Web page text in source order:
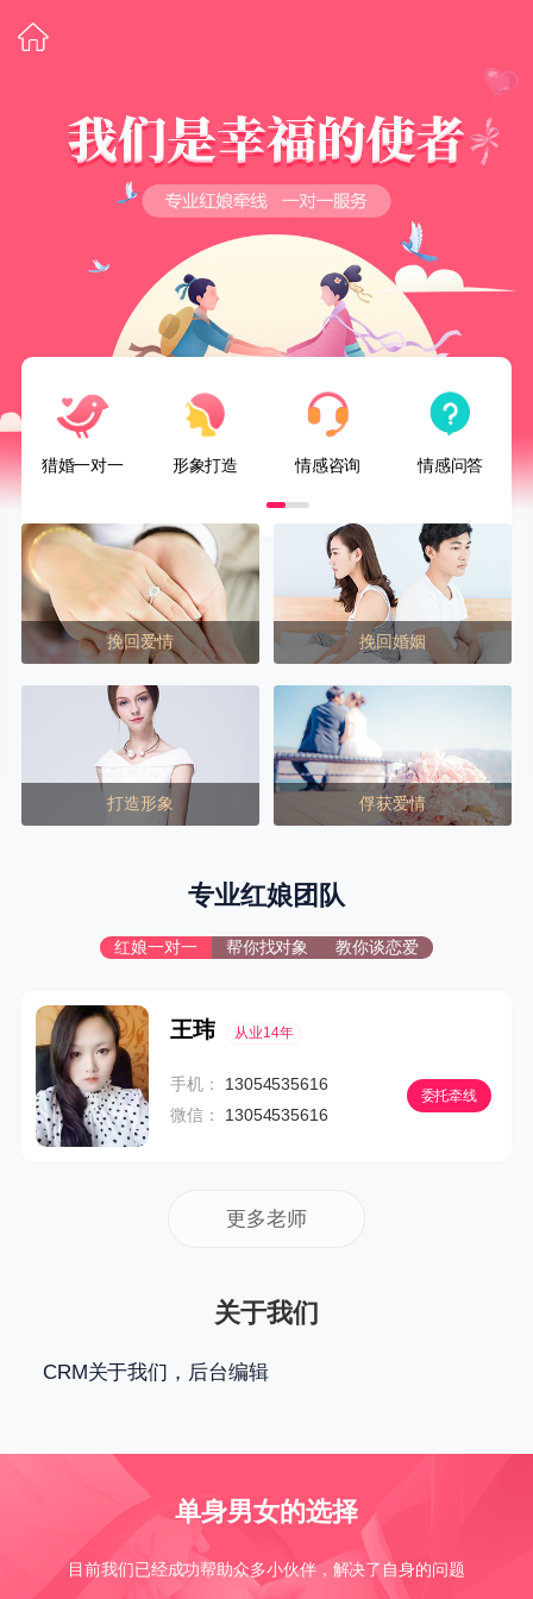
猎婚一对一 形象打造 情感咨询 情感问答
挽回爱情 挽回婚姻
打造形象 俘获爱情
专业红娘团队
红娘一对一 帮你找对象 教你谈恋爱
王玮 从业14年
手机： 13054535616
微信： 13054535616
委托牵线
更多老师
关于我们
CRM关于我们，后台编辑
单身男女的选择
目前我们已经成功帮助众多小伙伴，解决了自身的问题